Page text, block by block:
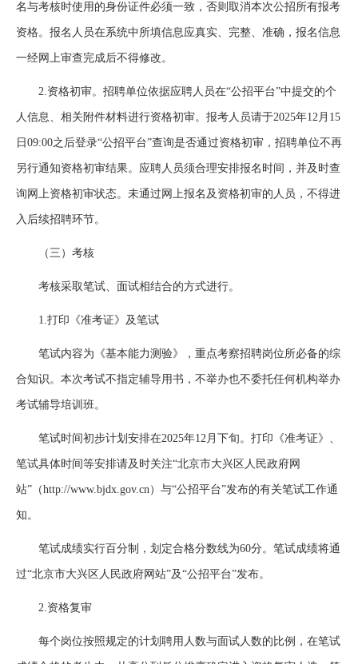
名与考核时使用的身份证件必须一致，否则取消本次公招所有报考
资格。报名人员在系统中所填信息应真实、完整、准确，报名信息
一经网上审查完成后不得修改。
2.资格初审。招聘单位依据应聘人员在“公招平台”中提交的个
人信息、相关附件材料进行资格初审。报考人员请于2025年12月15
日09:00之后登录“公招平台”查询是否通过资格初审，招聘单位不再
另行通知资格初审结果。应聘人员须合理安排报名时间，并及时查
询网上资格初审状态。未通过网上报名及资格初审的人员，不得进
入后续招聘环节。
（三）考核
考核采取笔试、面试相结合的方式进行。
1.打印《准考证》及笔试
笔试内容为《基本能力测验》，重点考察招聘岗位所必备的综
合知识。本次考试不指定辅导用书，不举办也不委托任何机构举办
考试辅导培训班。
笔试时间初步计划安排在2025年12月下旬。打印《准考证》、
笔试具体时间等安排请及时关注“北京市大兴区人民政府网
站”（http://www.bjdx.gov.cn）与“公招平台”发布的有关笔试工作通
知。
笔试成绩实行百分制，划定合格分数线为60分。笔试成绩将通
过“北京市大兴区人民政府网站”及“公招平台”发布。
2.资格复审
每个岗位按照规定的计划聘用人数与面试人数的比例，在笔试